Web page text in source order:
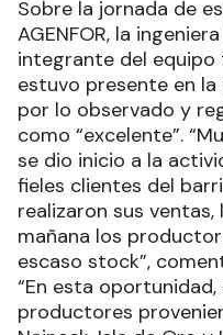
Sobre la jornada de
AGENFOR, la
integrante del equipo
estuvo presente en
por lo observado y
como “excelente”.
se dio inicio a la
fieles clientes del
realizaron sus
mañana los
escaso stock”,
“En esta
productores